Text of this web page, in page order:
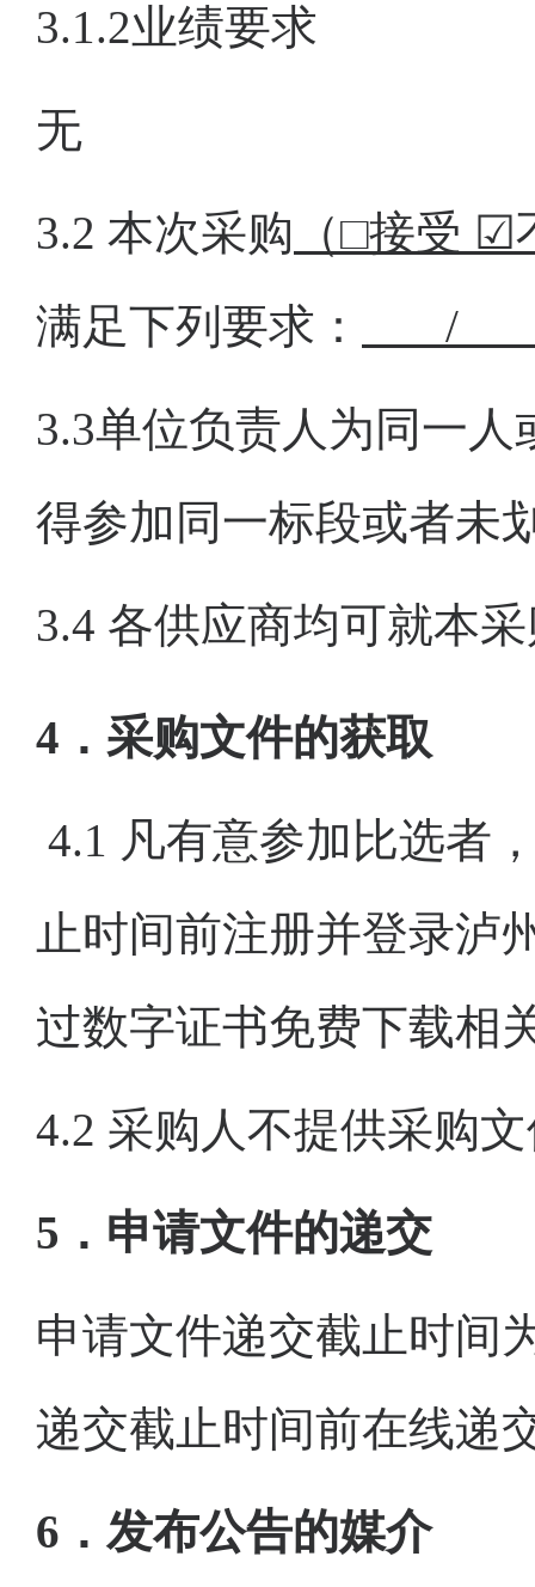
3.1.2业绩要求
无
3.2 本次采购 （□接受 ☑
满足下列要求：
3.3单位负责人为同一人
得参加 同一标段或者未
3.4 各供应商均可就本
4．采购文件的获取
4.1 凡有意参加 比选者
止时间前注册并登录泸
过数字证书免费下载相
4.2 采购人不提供采购
5．申请文件的递交
申请文件递交截止时间
递交截止时间前在线递
6．发布公告的媒介